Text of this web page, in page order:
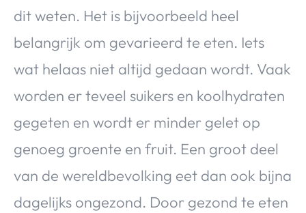
Food & Drinks Health & Beauty Gadgets
Huis & Tuin
Travel
Lifestyle
dit weten. Het is bijvoorbeeld heel
belangrijk om gevarieerd te eten. Iets
wat helaas niet altijd gedaan wordt. Vaak
worden er teveel suikers en koolhydraten
gegeten en wordt er minder gelet op
genoeg groente en fruit. Een groot deel
van de wereldbevolking eet dan ook bijna
dagelijks ongezond. Door gezond te eten